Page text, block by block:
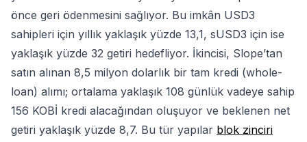
önce geri ödenmesini sağlıyor. Bu imkân USD3
sahipleri için yıllık yaklaşık yüzde 13,1, sUSD3 için ise
yaklaşık yüzde 32 getiri hedefliyor. İkincisi, Slope’tan
satın alınan 8,5 milyon dolarlık bir tam kredi (whole-
loan) alımı; ortalama yaklaşık 108 günlük vadeye sahip
156 KOBİ kredi alacağından oluşuyor ve beklenen net
getiri yaklaşık yüzde 8,7. Bu tür yapılar blok zinciri